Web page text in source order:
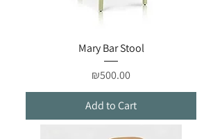
Mary Bar Stool
Price
₪500.00
Add to Cart